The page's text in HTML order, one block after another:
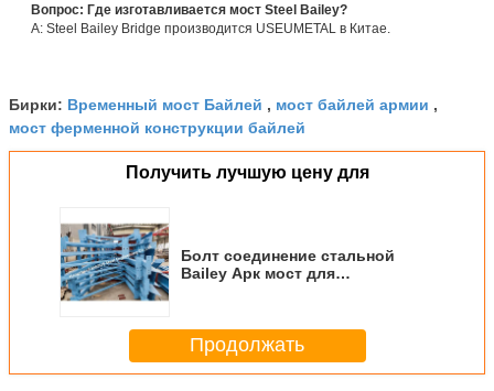
Вопрос: Где изготавливается мост Steel Bailey?
A: Steel Bailey Bridge производится USEUMETAL в Китае.
Бирки: Временный мост Байлей , мост байлей армии ,
мост ферменной конструкции байлей
Получить лучшую цену для
Болт соединение стальной
Bailey Арк мост для
Продолжать